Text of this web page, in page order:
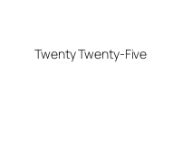
Twenty Twenty-Five